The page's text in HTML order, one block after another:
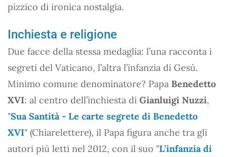
pizzico di ironica nostalgia.
Inchiesta e religione
Due facce della stessa medaglia: l’una racconta i
segreti del Vaticano, l’altra l’infanzia di Gesù.
Minimo comune denominatore? Papa Benedetto
XVI: al centro dell’inchiesta di Gianluigi Nuzzi,
"Sua Santità - Le carte segrete di Benedetto
XVI" (Chiarelettere), il Papa figura anche tra gli
autori più letti nel 2012, con il suo "L’infanzia di